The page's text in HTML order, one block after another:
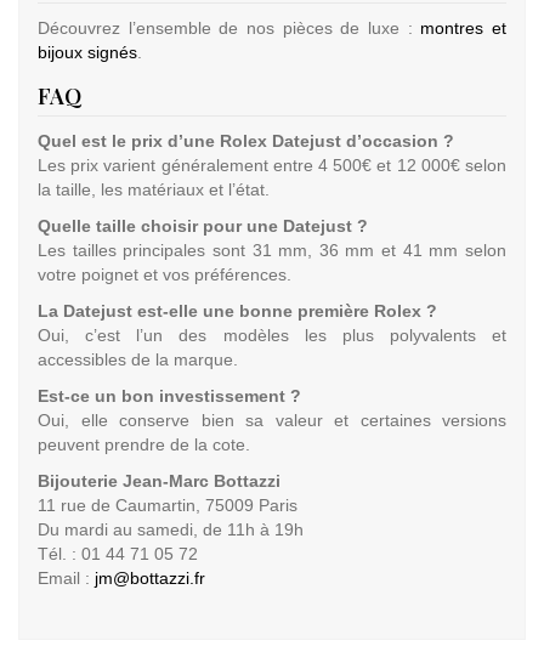
Découvrez l’ensemble de nos pièces de luxe : montres et
bijoux signés.
FAQ
Quel est le prix d’une Rolex Datejust d’occasion ?
Les prix varient généralement entre 4 500€ et 12 000€ selon
la taille, les matériaux et l’état.
Quelle taille choisir pour une Datejust ?
Les tailles principales sont 31 mm, 36 mm et 41 mm selon
votre poignet et vos préférences.
La Datejust est-elle une bonne première Rolex ?
Oui, c’est l’un des modèles les plus polyvalents et
accessibles de la marque.
Est-ce un bon investissement ?
Oui, elle conserve bien sa valeur et certaines versions
peuvent prendre de la cote.
Bijouterie Jean-Marc Bottazzi
11 rue de Caumartin, 75009 Paris
Du mardi au samedi, de 11h à 19h
Tél. : 01 44 71 05 72
Email : jm@bottazzi.fr